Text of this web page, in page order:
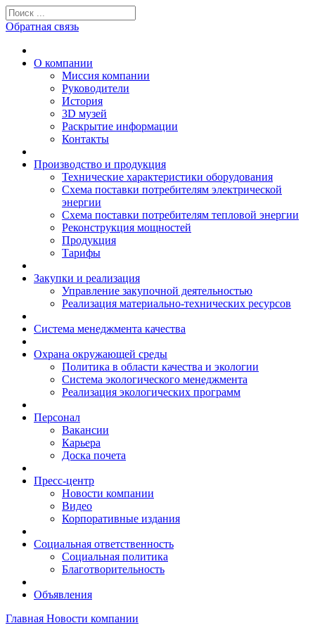
Обратная связь
О компании
Миссия компании
Руководители
История
3D музей
Раскрытие информации
Контакты
Производство и продукция
Технические характеристики оборудования
Схема поставки потребителям электрической
энергии
Схема поставки потребителям тепловой энергии
Реконструкция мощностей
Продукция
Тарифы
Закупки и реализация
Управление закупочной деятельностью
Реализация материально-технических ресурсов
Система менеджмента качества
Охрана окружающей среды
Политика в области качества и экологии
Система экологического менеджмента
Реализация экологических программ
Персонал
Вакансии
Карьера
Доска почета
Пресс-центр
Новости компании
Видео
Корпоративные издания
Социальная ответственность
Социальная политика
Благотворительность
Объявления
Главная Новости компании